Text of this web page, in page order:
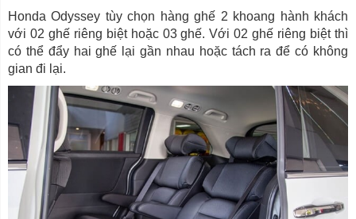
Honda Odyssey tùy chọn hàng ghế 2 khoang hành khách
với 02 ghế riêng biệt hoặc 03 ghế. Với 02 ghế riêng biệt thì
có thể đẩy hai ghế lại gần nhau hoặc tách ra để có không
gian đi lại.